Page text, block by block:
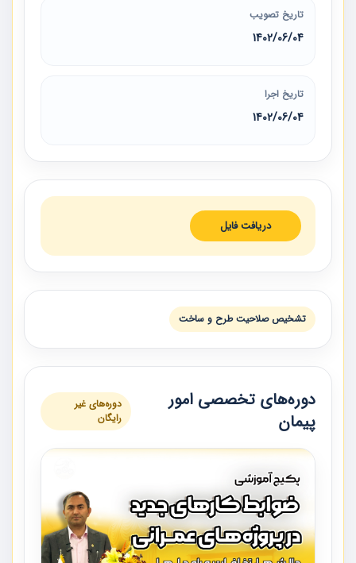
تاریخ تصویب
1402/06/04
تاریخ اجرا
1402/06/04
دریافت فایل
تشخيص صلاحيت طرح و ساخت
دوره‌های تخصصی امور
پیمان
دوره‌های غیر
رایگان